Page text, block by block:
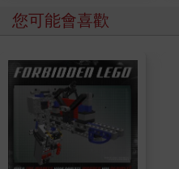
您可能會喜歡